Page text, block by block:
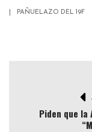
PAÑUELAZO DEL 19F
Piden que la